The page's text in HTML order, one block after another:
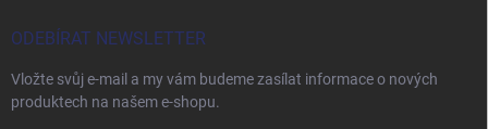
ODEBÍRAT NEWSLETTER
Vložte svůj e-mail a my vám budeme zasílat informace o nových
produktech na našem e-shopu.